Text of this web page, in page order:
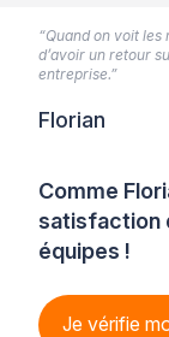
Comme
satisfaction
équipes !
Je vérifie
“Quand on voit
d’avoir un retour
entreprise.”
Florian